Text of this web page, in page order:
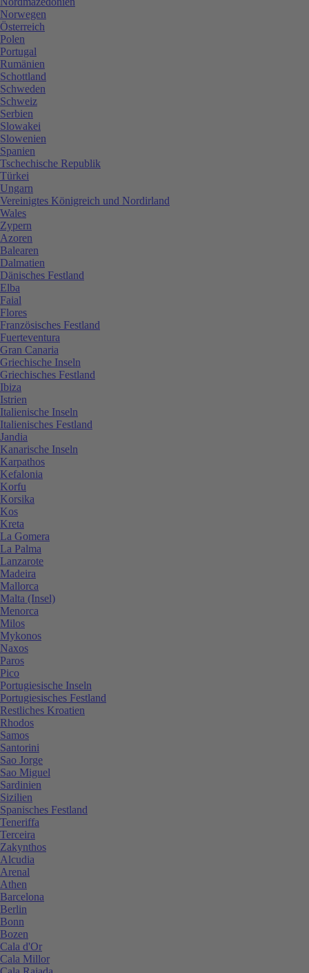
Norwegen
Österreich
Polen
Portugal
Rumänien
Schottland
Schweden
Schweiz
Serbien
Slowakei
Slowenien
Spanien
Tschechische Republik
Türkei
Ungarn
Vereinigtes Königreich und Nordirland
Wales
Zypern
Azoren
Balearen
Dalmatien
Dänisches Festland
Elba
Faial
Flores
Französisches Festland
Fuerteventura
Gran Canaria
Griechische Inseln
Griechisches Festland
Ibiza
Istrien
Italienische Inseln
Italienisches Festland
Jandia
Kanarische Inseln
Karpathos
Kefalonia
Korfu
Korsika
Kos
Kreta
La Gomera
La Palma
Lanzarote
Madeira
Mallorca
Malta (Insel)
Menorca
Milos
Mykonos
Naxos
Paros
Pico
Portugiesische Inseln
Portugiesisches Festland
Restliches Kroatien
Rhodos
Samos
Santorini
Sao Jorge
Sao Miguel
Sardinien
Sizilien
Spanisches Festland
Teneriffa
Terceira
Zakynthos
Alcudia
Arenal
Athen
Barcelona
Berlin
Bonn
Bozen
Cala d'Or
Cala Millor